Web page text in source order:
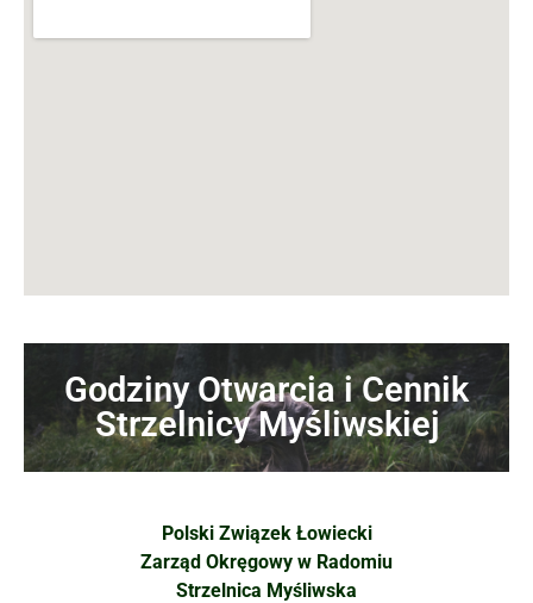
Godziny Otwarcia i Cennik
Strzelnicy Myśliwskiej
Polski Związek Łowiecki
Zarząd Okręgowy w Radomiu
Strzelnica Myśliwska